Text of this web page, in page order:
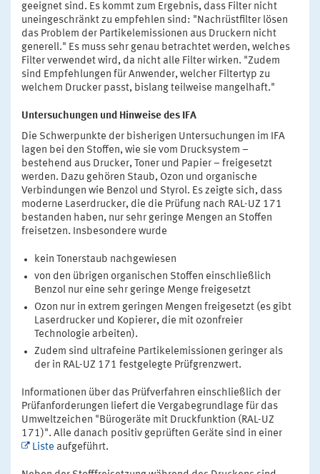
geeignet sind. Es kommt zum Ergebnis, dass Filter nicht
uneingeschränkt zu empfehlen sind: "Nachrüstfilter lösen
das Problem der Partikelemissionen aus Druckern nicht
generell." Es muss sehr genau betrachtet werden, welches
Filter verwendet wird, da nicht alle Filter wirken. "Zudem
sind Empfehlungen für Anwender, welcher Filtertyp zu
welchem Drucker passt, bislang teilweise mangelhaft."
Untersuchungen und Hinweise des IFA
Die Schwerpunkte der bisherigen Untersuchungen im IFA
lagen bei den Stoffen, wie sie vom Drucksystem –
bestehend aus Drucker, Toner und Papier – freigesetzt
werden. Dazu gehören Staub, Ozon und organische
Verbindungen wie Benzol und Styrol. Es zeigte sich, dass
moderne Laserdrucker, die die Prüfung nach RAL-UZ 171
bestanden haben, nur sehr geringe Mengen an Stoffen
freisetzen. Insbesondere wurde
kein Tonerstaub nachgewiesen
von den übrigen organischen Stoffen einschließlich
Benzol nur eine sehr geringe Menge freigesetzt
Ozon nur in extrem geringen Mengen freigesetzt (es gibt
Laserdrucker und Kopierer, die mit ozonfreier
Technologie arbeiten).
Zudem sind ultrafeine Partikelemissionen geringer als
der in RAL-UZ 171 festgelegte Prüfgrenzwert.
Informationen über das Prüfverfahren einschließlich der
Prüfanforderungen liefert die Vergabegrundlage für das
Umweltzeichen "Bürogeräte mit Druckfunktion (RAL-UZ
171)". Alle danach positiv geprüften Geräte sind in einer
Liste aufgeführt.